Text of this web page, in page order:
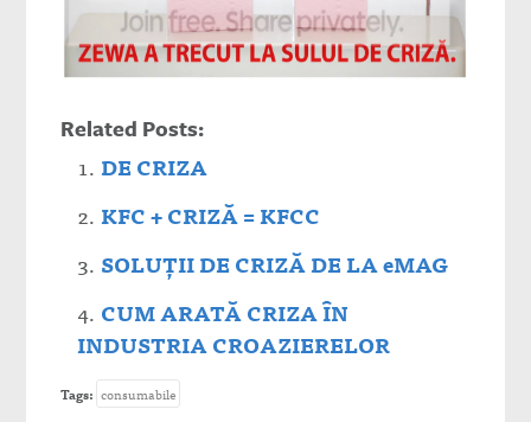
Related Posts:
DE CRIZA
KFC + CRIZĂ = KFCC
SOLUŢII DE CRIZĂ DE LA eMAG
CUM ARATĂ CRIZA ÎN
INDUSTRIA CROAZIERELOR
Tags: consumabile